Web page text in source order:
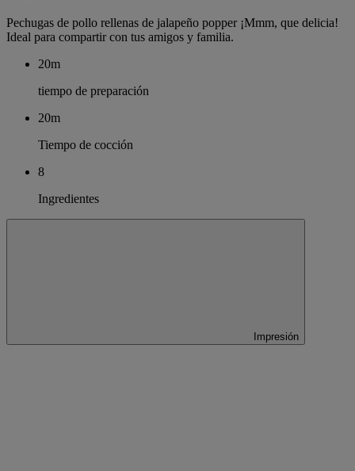
Pechugas de pollo rellenas de jalapeño popper ¡Mmm, que delicia!
Ideal para compartir con tus amigos y familia.
20m
tiempo de preparación
20m
Tiempo de cocción
8
Ingredientes
Impresión